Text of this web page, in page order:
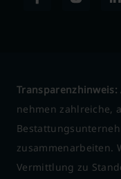
Transparenzhinweis:
nehmen zahlreiche,
zusammenarbeiten.
Vermittlung zu